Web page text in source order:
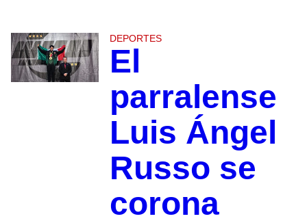
DEPORTES
El
parralense
Luis Ángel
Russo se
corona